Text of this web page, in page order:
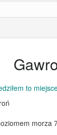
to
morza